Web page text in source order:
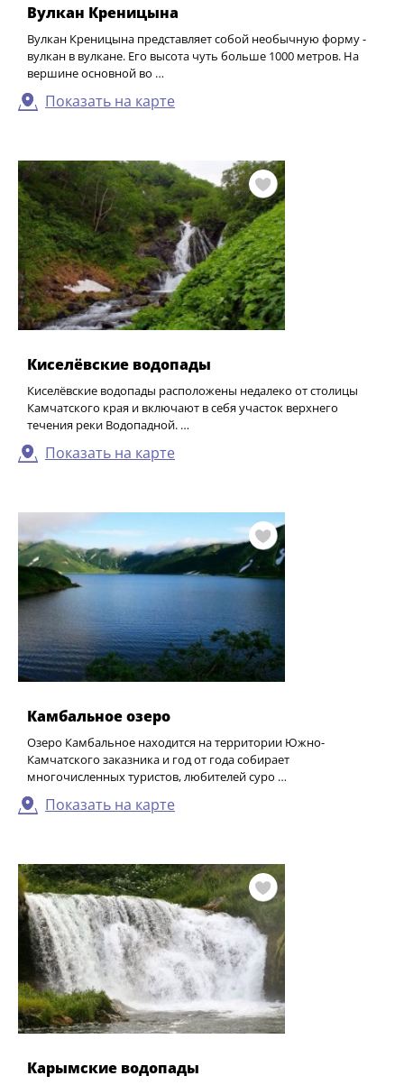
Вулкан Креницына
Вулкан Креницына представляет собой необычную форму -
вулкан в вулкане. Его высота чуть больше 1000 метров. На
вершине основной во …
Показать на карте
Киселёвские водопады
Киселёвские водопады расположены недалеко от столицы
Камчатского края и включают в себя участок верхнего
течения реки Водопадной. …
Показать на карте
Камбальное озеро
Озеро Камбальное находится на территории Южно-
Камчатского заказника и год от года собирает
многочисленных туристов, любителей суро …
Показать на карте
Карымские водопады